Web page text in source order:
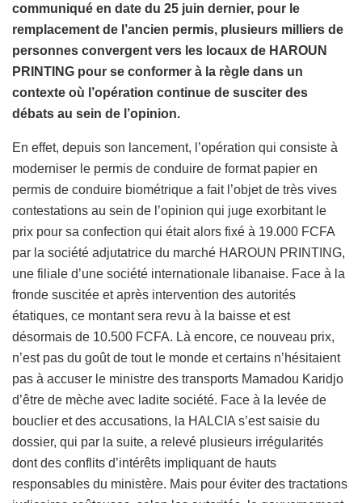
communiqué en date du 25 juin dernier, pour le
remplacement de l’ancien permis, plusieurs milliers de
personnes convergent vers les locaux de HAROUN
PRINTING pour se conformer à la règle dans un
contexte où l’opération continue de susciter des
débats au sein de l’opinion.
En effet, depuis son lancement, l’opération qui consiste à
moderniser le permis de conduire de format papier en
permis de conduire biométrique a fait l’objet de très vives
contestations au sein de l’opinion qui juge exorbitant le
prix pour sa confection qui était alors fixé à 19.000 FCFA
par la société adjutatrice du marché HAROUN PRINTING,
une filiale d’une société internationale libanaise. Face à la
fronde suscitée et après intervention des autorités
étatiques, ce montant sera revu à la baisse et est
désormais de 10.500 FCFA. Là encore, ce nouveau prix,
n’est pas du goût de tout le monde et certains n’hésitaient
pas à accuser le ministre des transports Mamadou Karidjo
d’être de mèche avec ladite société. Face à la levée de
bouclier et des accusations, la HALCIA s’est saisie du
dossier, qui par la suite, a relevé plusieurs irrégularités
dont des conflits d’intérêts impliquant de hauts
responsables du ministère. Mais pour éviter des tractations